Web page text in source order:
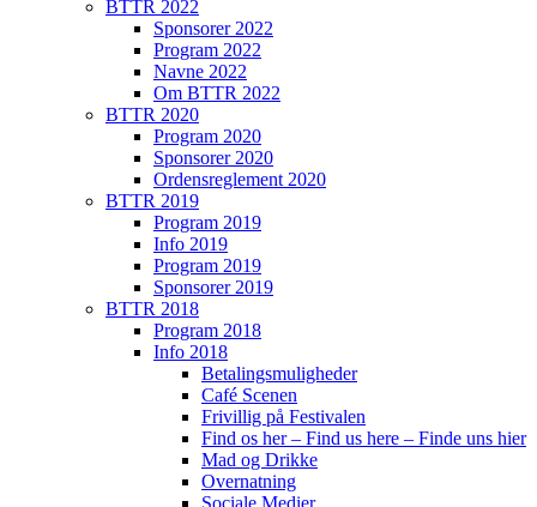
BTTR 2022
Sponsorer 2022
Program 2022
Navne 2022
Om BTTR 2022
BTTR 2020
Program 2020
Sponsorer 2020
Ordensreglement 2020
BTTR 2019
Program 2019
Info 2019
Program 2019
Sponsorer 2019
BTTR 2018
Program 2018
Info 2018
Betalingsmuligheder
Café Scenen
Frivillig på Festivalen
Find os her – Find us here – Finde uns hier
Mad og Drikke
Overnatning
Sociale Medier